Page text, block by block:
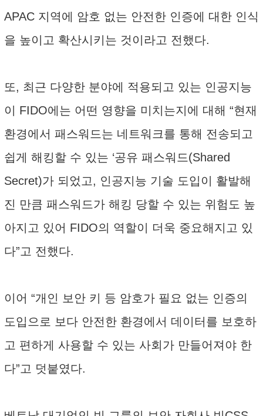
APAC 지역에 암호 없는 안전한 인증에 대한 인식
을 높이고 확산시키는 것이라고 전했다.
또, 최근 다양한 분야에 적용되고 있는 인공지능
이 FIDO에는 어떤 영향을 미치는지에 대해 “현재
환경에서 패스워드는 네트워크를 통해 전송되고
쉽게 해킹할 수 있는 ‘공유 패스워드(Shared
Secret)가 되었고, 인공지능 기술 도입이 활발해
진 만큼 패스워드가 해킹 당할 수 있는 위험도 높
아지고 있어 FIDO의 역할이 더욱 중요해지고 있
다”고 전했다.
이어 “개인 보안 키 등 암호가 필요 없는 인증의
도입으로 보다 안전한 환경에서 데이터를 보호하
고 편하게 사용할 수 있는 사회가 만들어져야 한
다”고 덧붙였다.